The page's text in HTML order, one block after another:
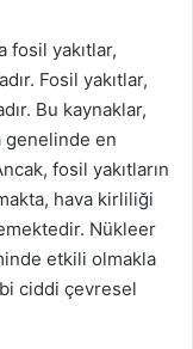
fosil yakıtlar,
Fosil yakıtlar,
Bu kaynaklar,
en
fosil yakıtların
hava kirliliği
Nükleer
etkili olmakla
ciddi çevresel